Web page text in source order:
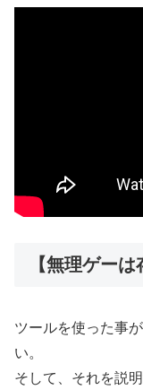
【無理ゲーは
ツールを使った事
い。
そして、それを説